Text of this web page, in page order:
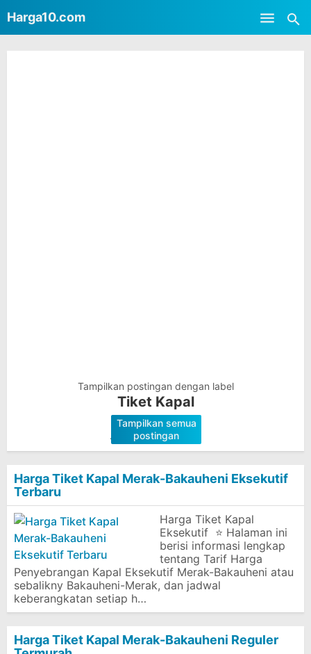
Harga10.com
Tampilkan postingan dengan label
Tiket Kapal
.
Tampilkan semua
postingan
Harga Tiket Kapal Merak-Bakauheni Eksekutif
Terbaru
Harga Tiket Kapal
Eksekutif ⭐ Halaman ini
berisi informasi lengkap
tentang Tarif Harga
Penyebrangan Kapal Eksekutif Merak-Bakauheni atau
sebalikny Bakauheni-Merak, dan jadwal
keberangkatan setiap h…
Harga Tiket Kapal Merak-Bakauheni Reguler